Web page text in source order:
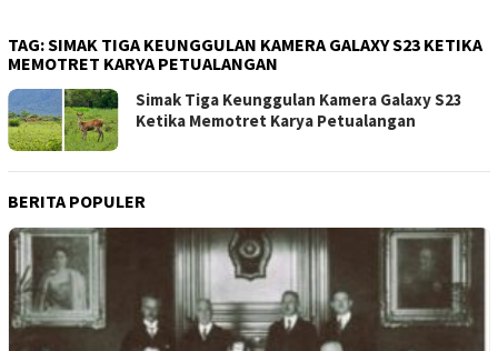
TAG:SIMAK TIGA KEUNGGULAN KAMERA GALAXY S23 KETIKA
MEMOTRET KARYA PETUALANGAN
Simak Tiga Keunggulan Kamera Galaxy S23
Ketika Memotret Karya Petualangan
BERITA POPULER